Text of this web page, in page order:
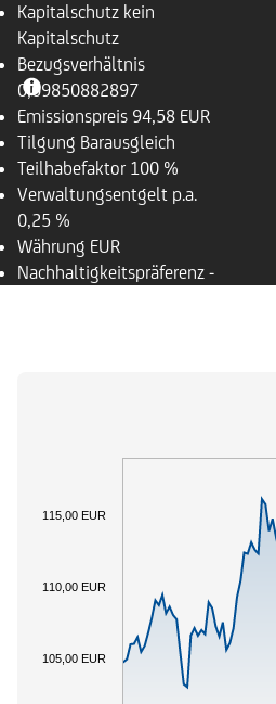
Kapitalschutz kein
Kapitalschutz
Bezugsverhältnis
0,09850882897
Emissionspreis 94,58 EUR
Tilgung Barausgleich
Teilhabefaktor 100 %
Verwaltungsentgelt p.a.
0,25 %
Währung EUR
Nachhaltigkeitspräferenz -
105,00 EUR
110,00 EUR
115,00 EUR